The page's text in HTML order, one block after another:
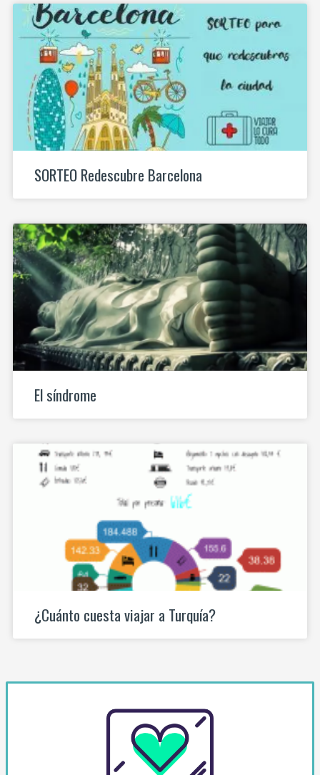
SORTEO Redescubre Barcelona
El síndrome
¿Cuánto cuesta viajar a Turquía?